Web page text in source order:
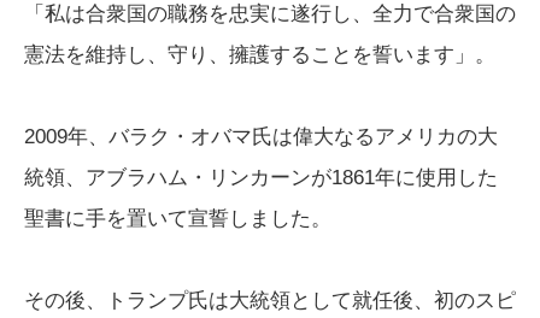
「私は合衆国の職務を忠実に遂行し、全力で合衆国の
憲法を維持し、守り、擁護することを誓います」。
2009年、バラク・オバマ氏は偉大なるアメリカの大
統領、アブラハム・リンカーンが1861年に使用した
聖書に手を置いて宣誓しました。
その後、トランプ氏は大統領として就任後、初のスピ